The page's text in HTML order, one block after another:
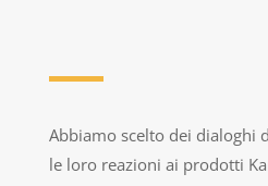
Abbiamo scelto dei dialoghi
le loro reazioni ai prodotti